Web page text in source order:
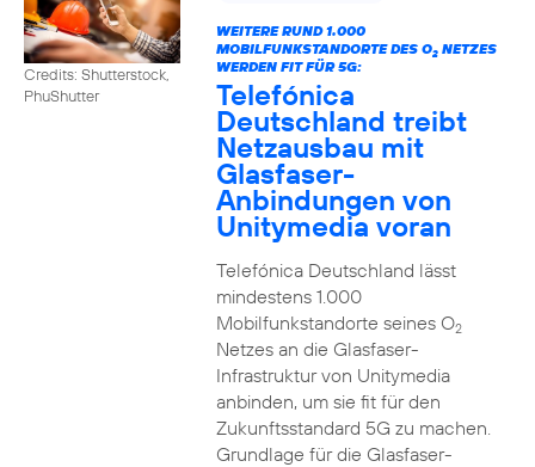
Credits: Shutterstock,
PhuShutter
WEITERE RUND 1.000
MOBILFUNKSTANDORTE DES O2NETZES
WERDEN FIT FÜR 5G:
Telefónica
Deutschland treibt
Netzausbau mit
Glasfaser-
Anbindungen von
Unitymedia voran
Telefónica Deutschland lässt
mindestens 1.000
Mobilfunkstandorte seines O2
Netzes an die Glasfaser-
Infrastruktur von Unitymedia
anbinden, um sie fit für den
Zukunftsstandard 5G zu machen.
Grundlage für die Glasfaser-